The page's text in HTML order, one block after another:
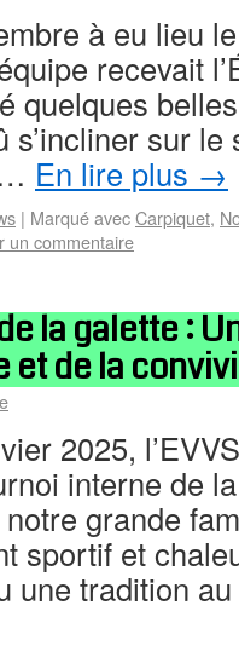
à eu lieu
recevait
quelques
s’incliner sur
En lire plus →
| Marqué avecCarpiquet,
un commentaire
la galette :
et de la
2025,
interne de
grande
sportif et
une tradition